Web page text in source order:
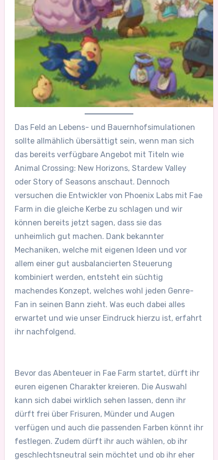
Das Feld an Lebens- und Bauernhofsimulationen
sollte allmählich übersättigt sein, wenn man sich
das bereits verfügbare Angebot mit Titeln wie
Animal Crossing: New Horizons, Stardew Valley
oder Story of Seasons anschaut. Dennoch
versuchen die Entwickler von Phoenix Labs mit Fae
Farm in die gleiche Kerbe zu schlagen und wir
können bereits jetzt sagen, dass sie das
unheimlich gut machen. Dank bekannter
Mechaniken, welche mit eigenen Ideen und vor
allem einer gut ausbalancierten Steuerung
kombiniert werden, entsteht ein süchtig
machendes Konzept, welches wohl jeden Genre-
Fan in seinen Bann zieht. Was euch dabei alles
erwartet und wie unser Eindruck hierzu ist, erfahrt
ihr nachfolgend.
Bevor das Abenteuer in Fae Farm startet, dürft ihr
euren eigenen Charakter kreieren. Die Auswahl
kann sich dabei wirklich sehen lassen, denn ihr
dürft frei über Frisuren, Münder und Augen
verfügen und auch die passenden Farben könnt ihr
festlegen. Zudem dürft ihr auch wählen, ob ihr
geschlechtsneutral sein möchtet und ob ihr eher